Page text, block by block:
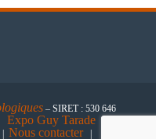
– SIRET : 530 646
Expo Guy Tarade
Nous contacter|